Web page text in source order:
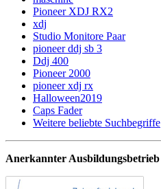
Pioneer XDJ RX2
xdj
Studio Monitore Paar
pioneer ddj sb 3
Ddj 400
Pioneer 2000
pioneer xdj rx
Halloween2019
Caps Fader
Weitere beliebte Suchbegriffe
Anerkannter Ausbildungsbetrieb